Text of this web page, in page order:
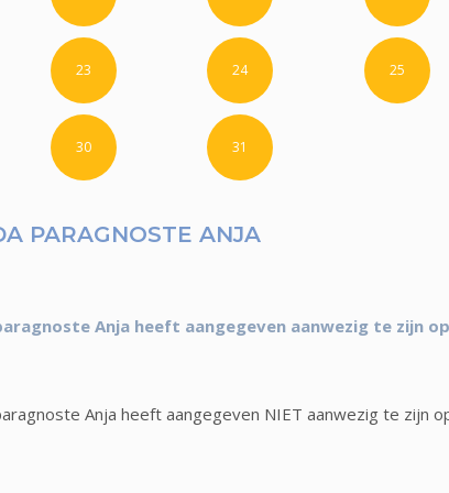
23 24 25
30 31
PARAGNOSTE ANJA
Anja heeft aangegeven aanwezig te zijn
Anja heeft aangegeven NIET aanwezig te zijn